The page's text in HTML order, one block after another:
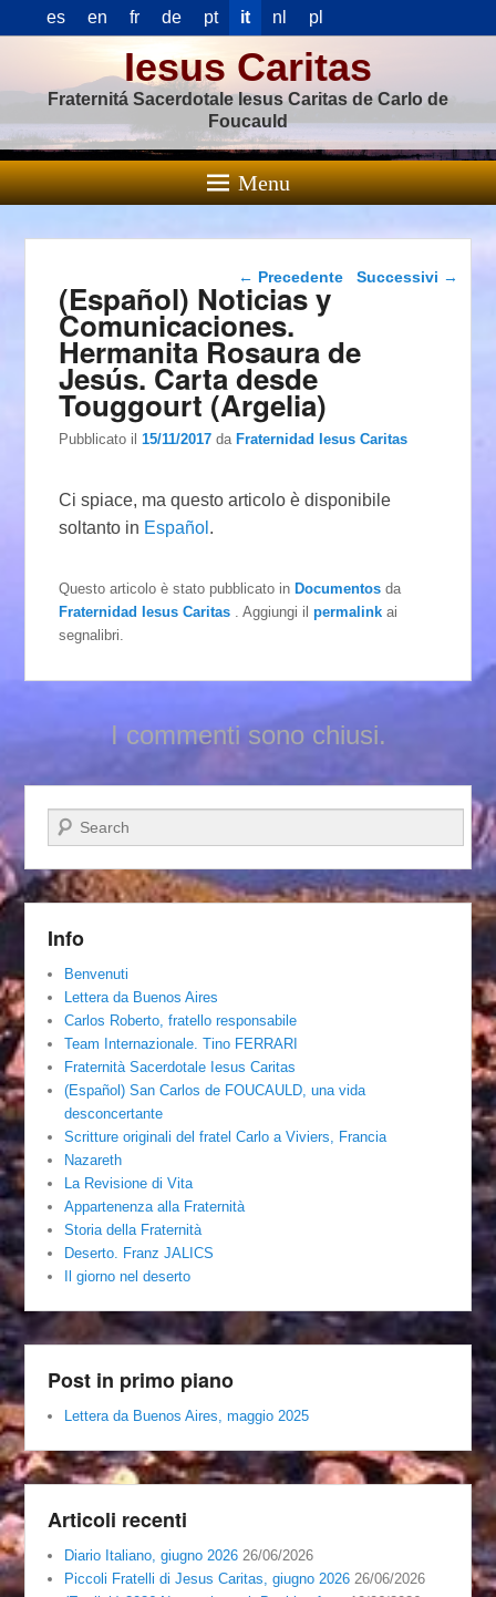
es en fr de pt it nl pl
Iesus Caritas
Fraternitá Sacerdotale Iesus Caritas de Carlo de
Foucauld
Menu
Navigazione articolo
← Precedente Successivi →
(Español) Noticias y
Comunicaciones.
Hermanita Rosaura de
Jesús. Carta desde
Touggourt (Argelia)
Pubblicato il15/11/2017 daFraternidad Iesus Caritas
Ci spiace, ma questo articolo è disponibile
soltanto in Español .
Questo articolo è stato pubblicato inDocumentos da
Fraternidad Iesus Caritas
. Aggiungi ilpermalink ai
segnalibri.
I commenti sono chiusi.
Cerca
Info
Benvenuti
Lettera da Buenos Aires
Carlos Roberto, fratello responsabile
Team Internazionale. Tino FERRARI
Fraternità Sacerdotale Iesus Caritas
(Español) San Carlos de FOUCAULD, una vida
desconcertante
Scritture originali del fratel Carlo a Viviers, Francia
Nazareth
La Revisione di Vita
Appartenenza alla Fraternità
Storia della Fraternità
Deserto. Franz JALICS
Il giorno nel deserto
Post in primo piano
Lettera da Buenos Aires, maggio 2025
Articoli recenti
Diario Italiano, giugno 2026 26/06/2026
Piccoli Fratelli di Jesus Caritas, giugno 2026 26/06/2026